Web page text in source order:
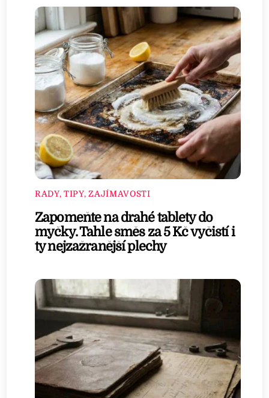
RADY, TIPY, ZAJÍMAVOSTI
Zapomeňte na drahé tablety do
myčky. Tahle směs za 5 Kč vyčistí i
ty nejzažranější plechy